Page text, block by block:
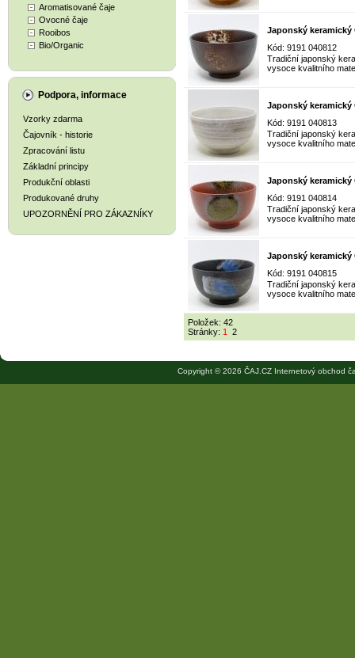
Aromatisované čaje
Ovocné čaje
Rooibos
Bio/Organic
Podpora, informace
Vzorky zdarma
Čajovník - historie
Zpracování listu
Základní principy
Produkční oblasti
Produkované druhy
UPOZORNĚNÍ PRO ZÁKAZNÍKY
Japonský keramický
Kód: 9191 040812
Tradiční japonský
vysoce kvalitního
Japonský keramický
Kód: 9191 040813
Tradiční japonský
vysoce kvalitního
Japonský keramický
Kód: 9191 040814
Tradiční japonský
vysoce kvalitního
Japonský keramický
Kód: 9191 040815
Tradiční japonský
vysoce kvalitního
Položek: 42
Stránky: 1 2
Copyright © 2026 ČAJ.CZ Internetový obchod